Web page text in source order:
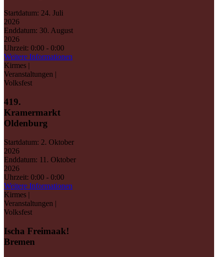
Startdatum: 24. Juli
2026
Enddatum: 30. August
2026
Uhrzeit: 0:00 - 0:00
Weitere Informationen
Kirmes |
Veranstaltungen |
Volksfest
419.
Kramermarkt
Oldenburg
Startdatum: 2. Oktober
2026
Enddatum: 11. Oktober
2026
Uhrzeit: 0:00 - 0:00
Weitere Informationen
Kirmes |
Veranstaltungen |
Volksfest
Ischa Freimaak!
Bremen